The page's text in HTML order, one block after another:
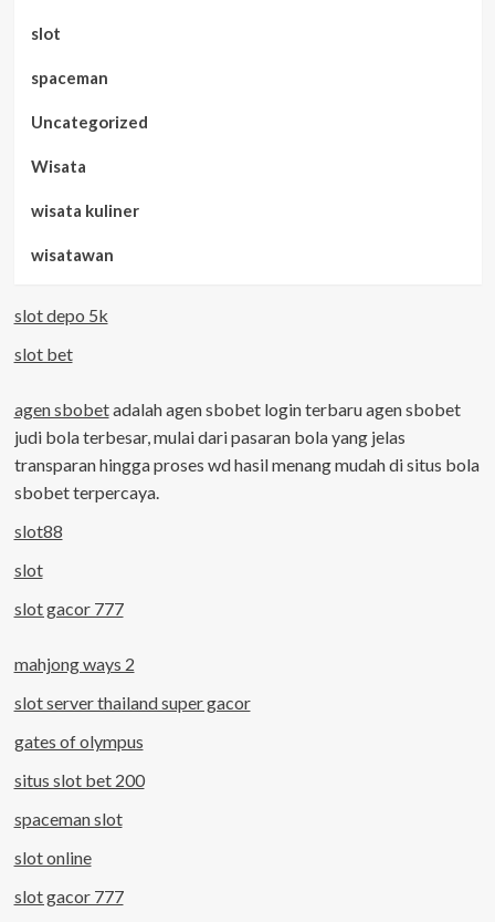
slot
spaceman
Uncategorized
Wisata
wisata kuliner
wisatawan
slot depo 5k
slot bet
agen sbobetadalah agen sbobet login terbaru agen sbobet
judi bola terbesar, mulai dari pasaran bola yang jelas
transparan hingga proses wd hasil menang mudah di situs bola
sbobet terpercaya.
slot88
slot
slot gacor 777
mahjong ways 2
slot server thailand super gacor
gates of olympus
situs slot bet 200
spaceman slot
slot online
slot gacor 777